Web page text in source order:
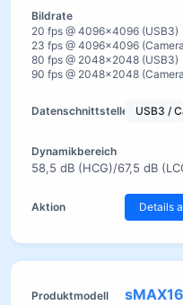
20 fps @ 4096×4096 (USB3)
23 fps @ 4096×4096
80 fps @ 2048×2048 (USB3)
90 fps @ 2048×2048
USB3 /
58,5 dB (HCG)/67,5 dB
Details